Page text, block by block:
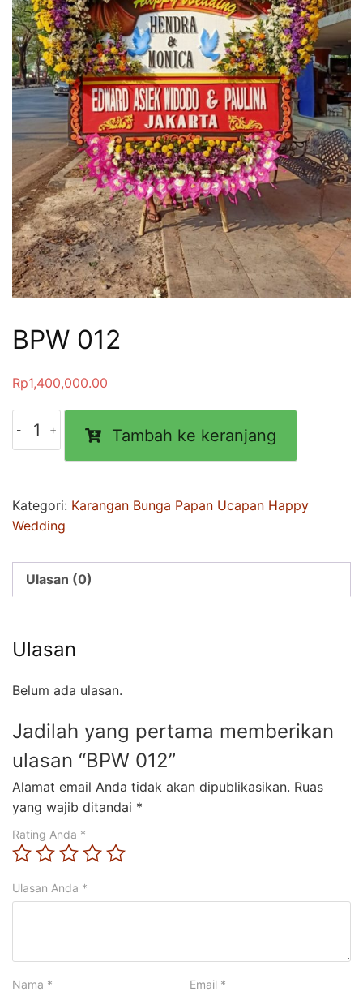
BPW 012
Rp1,400,000.00
BPW
Tambah ke keranjang
Kategori: Karangan Bunga Papan Ucapan Happy
Wedding
Ulasan (0)
Ulasan
Belum ada ulasan.
Jadilah yang pertama memberikan
ulasan “BPW 012”
Alamat email Anda tidak akan dipublikasikan. Ruas
yang wajib ditandai *
Rating Anda *
Ulasan Anda *
Nama * Email *